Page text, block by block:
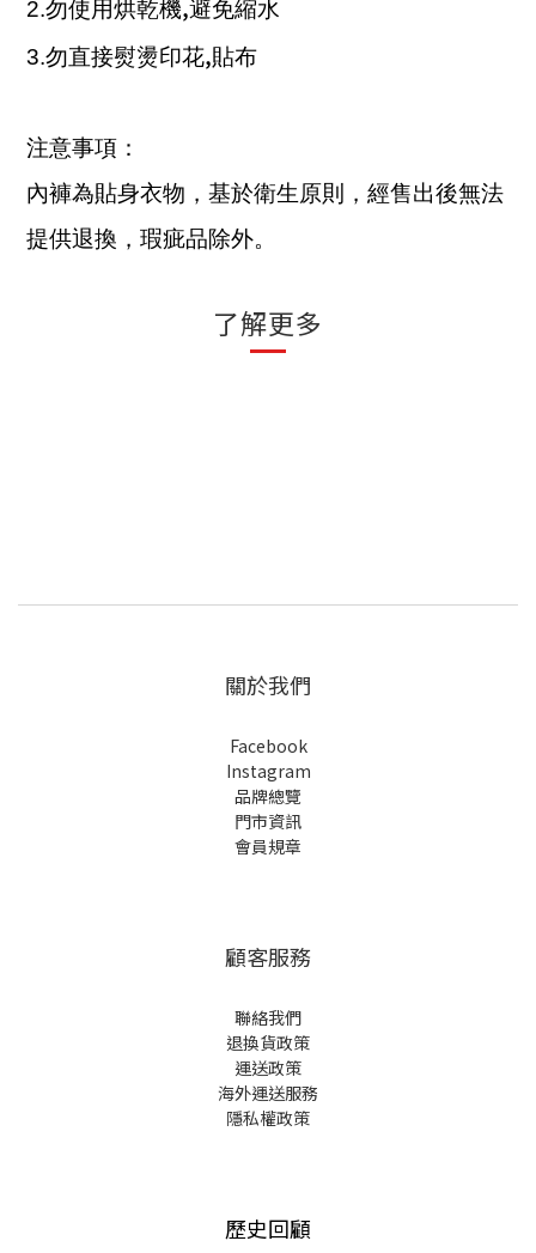
2.勿使用烘乾機,避免縮水
3.勿直接熨燙印花,貼布
注意事項：
內褲為貼身衣物，基於衛生原則，經售出後無法
提供退換，瑕疵品除外。
了解更多
關於我們
Facebook
Instagram
品牌總覽
門市資訊
會員規章
顧客服務
聯絡我們
退換貨政策
運送政策
海外運送服務
隱私權政策
歷史回顧